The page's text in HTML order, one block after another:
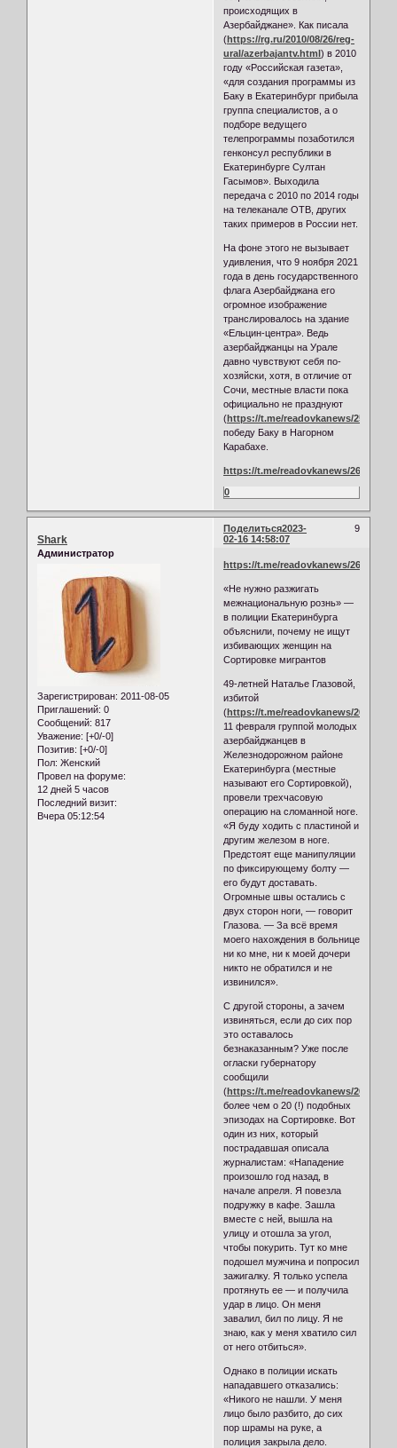
происходящих в
Азербайджане». Как писала
(https://rg.ru/2010/08/26/reg-
ural/azerbajantv.html) в 2010
году «Российская газета»,
«для создания программы из
Баку в Екатеринбург прибыла
группа специалистов, а о
подборе ведущего
телепрограммы позаботился
генконсул республики в
Екатеринбурге Султан
Гасымов». Выходила
передача с 2010 по 2014 годы
на телеканале ОТВ, других
таких примеров в России нет.
На фоне этого не вызывает
удивления, что 9 ноября 2021
года в день государственного
флага Азербайджана его
огромное изображение
транслировалось на здание
«Ельцин-центра». Ведь
азербайджанцы на Урале
давно чувствуют себя по-
хозяйски, хотя, в отличие от
Сочи, местные власти пока
официально не празднуют
(https://t.me/readovkanews/25621
победу Баку в Нагорном
Карабахе.
https://t.me/readovkanews/26157
0
Поделиться 9
2023-
02-16 14:58:07
Shark
Администратор
Зарегистрирован: 2011-08-05
Приглашений: 0
Сообщений: 817
Уважение: [+0/-0]
Позитив: [+0/-0]
Пол: Женский
Провел на форуме:
12 дней 5 часов
Последний визит:
Вчера 05:12:54
https://t.me/readovkanews/26281
«Не нужно разжигать
межнациональную рознь» —
в полиции Екатеринбурга
объяснили, почему не ищут
избивающих женщин на
Сортировке мигрантов
49-летней Наталье Глазовой,
избитой
(https://t.me/readovkanews/26017
11 февраля группой молодых
азербайджанцев в
Железнодорожном районе
Екатеринбурга (местные
называют его Сортировкой),
провели трехчасовую
операцию на сломанной ноге.
«Я буду ходить с пластиной и
другим железом в ноге.
Предстоят еще манипуляции
по фиксирующему болту —
его будут доставать.
Огромные швы остались с
двух сторон ноги, — говорит
Глазова. — За всё время
моего нахождения в больнице
ни ко мне, ни к моей дочери
никто не обратился и не
извинился».
С другой стороны, а зачем
извиняться, если до сих пор
это оставалось
безнаказанным? Уже после
огласки губернатору
сообщили
(https://t.me/readovkanews/26048
более чем о 20 (!) подобных
эпизодах на Сортировке. Вот
один из них, который
пострадавшая описала
журналистам: «Нападение
произошло год назад, в
начале апреля. Я повезла
подружку в кафе. Зашла
вместе с ней, вышла на
улицу и отошла за угол,
чтобы покурить. Тут ко мне
подошел мужчина и попросил
зажигалку. Я только успела
протянуть ее — и получила
удар в лицо. Он меня
завалил, бил по лицу. Я не
знаю, как у меня хватило сил
от него отбиться».
Однако в полиции искать
нападавшего отказались:
«Никого не нашли. У меня
лицо было разбито, до сих
пор шрамы на руке, а
полиция закрыла дело.